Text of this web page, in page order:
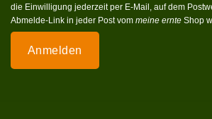
die Einwilligung jederzeit per E-Mail, auf dem
Abmelde-Link in jeder Post vom meine ernte Shop
Anmelden